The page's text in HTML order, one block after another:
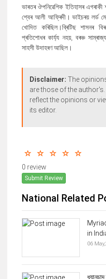
ভাৰতৰ ঔপনিৱেশিক ইতিহাসৰ
শ্বেৰ আলী আফ্ৰিদী। ভাইচৰয় লৰ্ড
খোদিত কৰিছিল।ব্ৰিটিছ শাসনৰ
প্ৰতিশোধৰ কাৰ্য্য নহয়, বৰঞ্চ
সাহসী উদাহৰণ আছিল।
Disclaimer: The
are those of the
reflect the opinions or
its editor.
0 review
Submit Review
National Related
in
06